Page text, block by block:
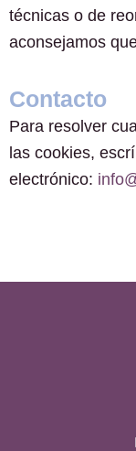
técnicas o de
aconsejamos
Contacto
Para resolver
las cookies,
electrónico: